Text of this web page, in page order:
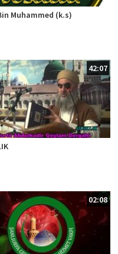
Muhammed (k.s)
42:07
02:08